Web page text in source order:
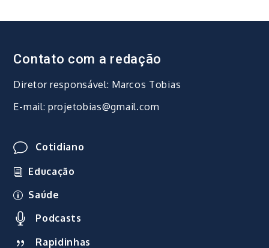
Contato com a redação
Diretor responsável: Marcos Tobias
E-mail: projetobias@gmail.com
Cotidiano
Educação
Saúde
Podcasts
Rapidinhas